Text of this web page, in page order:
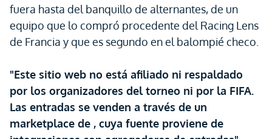
fuera hasta del banquillo de alternantes, de un
equipo que lo compró procedente del Racing Lens
de Francia y que es segundo en el balompié checo.
"Este sitio web no está afiliado ni respaldado
por los organizadores del torneo ni por la FIFA.
Las entradas se venden a través de un
marketplace de , cuya fuente proviene de